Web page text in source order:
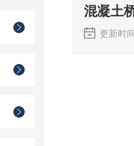
混凝土
更新时